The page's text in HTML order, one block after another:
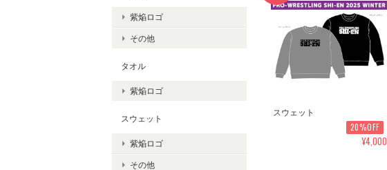
スウェット
20%OFF
¥4,000
紫焔ロゴ
その他
タオル
紫焔ロゴ
スウェット
紫焔ロゴ
その他